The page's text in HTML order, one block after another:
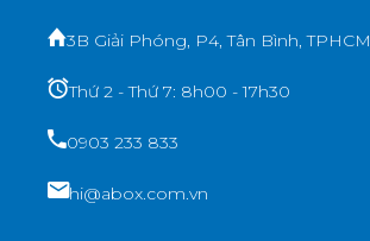
3B Giải Phóng, P4, Tân Bình, TPHCM
Thứ 2 - Thứ 7: 8h00 - 17h30
0903 233 833
hi@abox.com.vn